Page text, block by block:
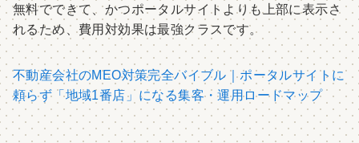
無料でできて、かつポータルサイトよりも上部に表示さ
れるため、費用対効果は最強クラスです。
不動産会社のMEO対策完全バイブル｜ポータルサイトに
頼らず「地域1番店」になる集客・運用ロードマップ